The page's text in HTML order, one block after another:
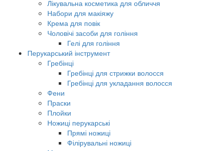
Лікувальна косметика для обличчя
Набори для макіяжу
Крема для повік
Чоловічі засоби для гоління
Гелі для гоління
Перукарський інструмент
Гребінці
Гребінці для стрижки волосся
Гребінці для укладання волосся
Фени
Праски
Плойки
Ножиці перукарські
Прямі ножиці
Філірувальні ножиці